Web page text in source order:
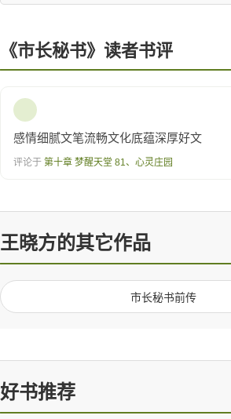
《市长秘书》读者书评
感情细腻文笔流畅文化底蕴深厚好文
评论于 第十章 梦醒天堂 81、心灵庄园
王晓方的其它作品
市长秘书前传
好书推荐